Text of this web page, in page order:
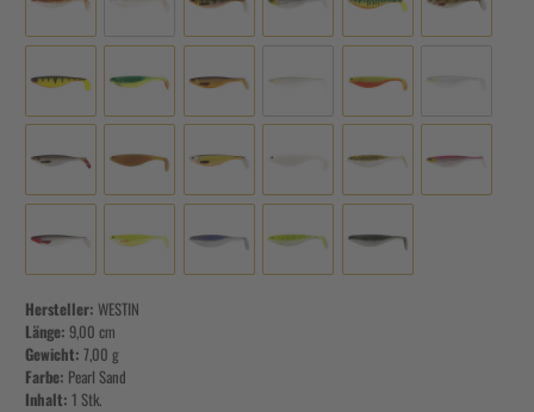
Hersteller: WESTIN
Länge: 9,00 cm
Gewicht: 7,00 g
Farbe: Pearl Sand
Inhalt: 1 Stk.